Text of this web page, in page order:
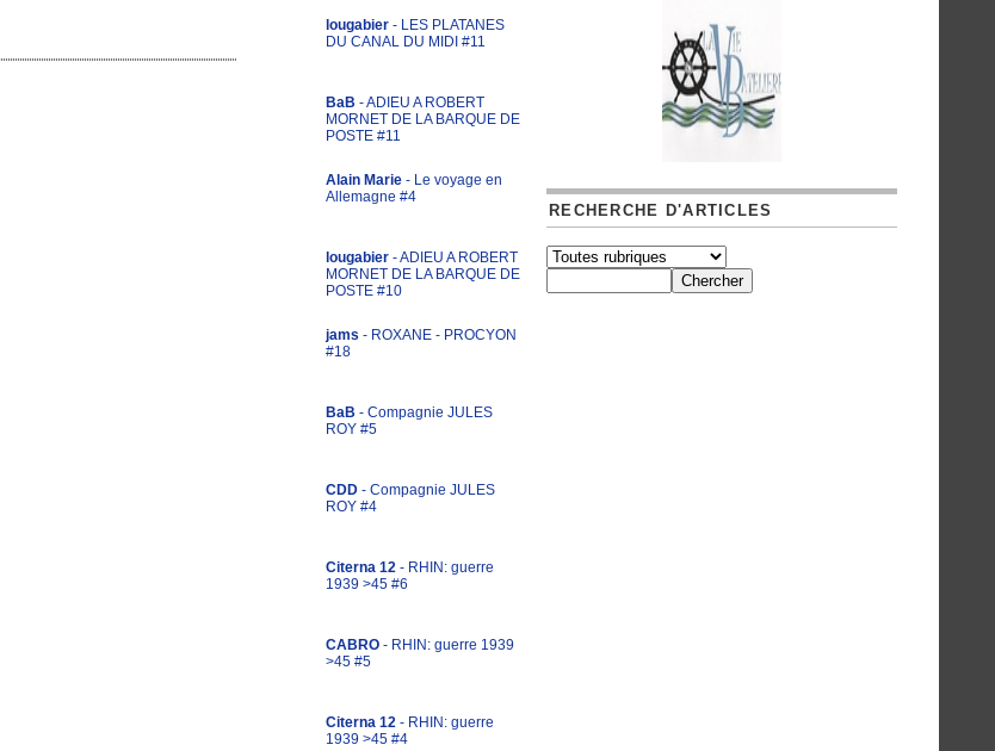
lougabier - LES PLATANES
DU CANAL DU MIDI #11
BaB - ADIEU A ROBERT
MORNET DE LA BARQUE DE
POSTE #11
Alain Marie - Le voyage en
Allemagne #4
lougabier - ADIEU A ROBERT
MORNET DE LA BARQUE DE
POSTE #10
jams - ROXANE - PROCYON
#18
BaB - Compagnie JULES
ROY #5
CDD - Compagnie JULES
ROY #4
Citerna 12 - RHIN: guerre
1939 >45 #6
CABRO - RHIN: guerre 1939
>45 #5
Citerna 12 - RHIN: guerre
1939 >45 #4
RECHERCHE D'ARTICLES